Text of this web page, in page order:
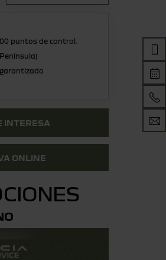
puntos de control.
INTERESA
ONLINE